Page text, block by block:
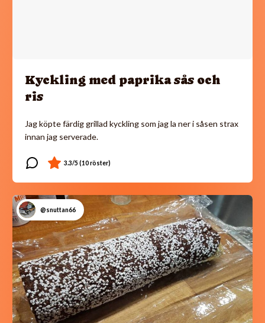
Kyckling med paprika sås och
ris
Jag köpte färdig grillad kyckling som jag la ner i såsen strax
innan jag serverade.
@snuttan66